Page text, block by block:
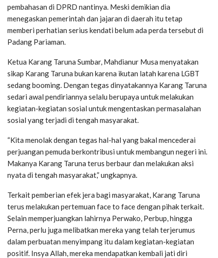
pembahasan di DPRD nantinya. Meski demikian dia
menegaskan pemerintah dan jajaran di daerah itu tetap
memberi perhatian serius kendati belum ada perda tersebut di
Padang Pariaman.
Ketua Karang Taruna Sumbar, Mahdianur Musa menyatakan
sikap Karang Taruna bukan karena ikutan latah karena LGBT
sedang booming. Dengan tegas dinyatakannya Karang Taruna
sedari awal pendiriannya selalu berupaya untuk melakukan
kegiatan-kegiatan sosial untuk mengentaskan permasalahan
sosial yang terjadi di tengah masyarakat.
“Kita menolak dengan tegas hal-hal yang bakal mencederai
perjuangan pemuda berkontribusi untuk membangun negeri ini.
Makanya Karang Taruna terus berbaur dan melakukan aksi
nyata di tengah masyarakat,” ungkapnya.
Terkait pemberian efek jera bagi masyarakat, Karang Taruna
terus melakukan pertemuan face to face dengan pihak terkait.
Selain memperjuangkan lahirnya Perwako, Perbup, hingga
Perna, perlu juga melibatkan mereka yang telah terjerumus
dalam perbuatan menyimpang itu dalam kegiatan-kegiatan
positif. Insya Allah, mereka mendapatkan kembali jati diri